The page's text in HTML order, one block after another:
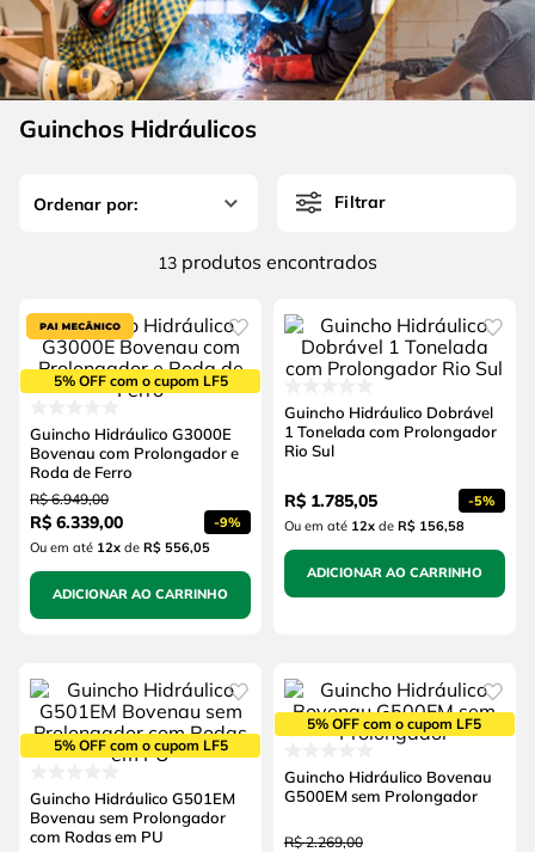
Guinchos Hidráulicos
Filtrar
13 produtos
5% OFF com o cupom LF5
Guincho Hidráulico G3000E
Bovenau com Prolongador e
Roda de Ferro
R$ 6.949,00
R$ 6.339,00 -9%
Ou em até 12xde R$ 556,05
ADICIONAR AO CARRINHO
Guincho Hidráulico Dobrável
1 Tonelada com Prolongador
Rio Sul
R$ 1.785,05 -5%
Ou em até 12xde R$ 156,58
ADICIONAR AO CARRINHO
5% OFF com o cupom LF5
Guincho Hidráulico G501EM
Bovenau sem Prolongador
com Rodas em PU
5% OFF com o cupom LF5
Guincho Hidráulico Bovenau
G500EM sem Prolongador
R$ 2.269,00
6 º serra copo
7º luva
8º fio
10º alicate
escada
5 º serra circular
6º serra copo